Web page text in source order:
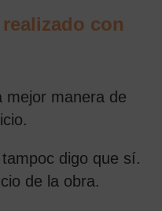
con
mejor manera de
digo que sí.
de la obra.